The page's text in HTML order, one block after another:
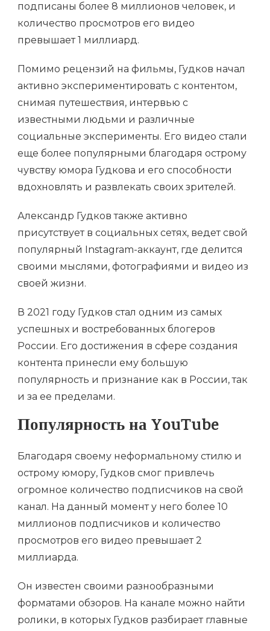
подписаны более 8 миллионов человек, и
количество просмотров его видео
превышает 1 миллиард.
Помимо рецензий на фильмы, Гудков начал
активно экспериментировать с контентом,
снимая путешествия, интервью с
известными людьми и различные
социальные эксперименты. Его видео стали
еще более популярными благодаря острому
чувству юмора Гудкова и его способности
вдохновлять и развлекать своих зрителей.
Александр Гудков также активно
присутствует в социальных сетях, ведет свой
популярный Instagram-аккаунт, где делится
своими мыслями, фотографиями и видео из
своей жизни.
В 2021 году Гудков стал одним из самых
успешных и востребованных блогеров
России. Его достижения в сфере создания
контента принесли ему большую
популярность и признание как в России, так
и за ее пределами.
Популярность на YouTube
Благодаря своему неформальному стилю и
острому юмору, Гудков смог привлечь
огромное количество подписчиков на свой
канал. На данный момент у него более 10
миллионов подписчиков и количество
просмотров его видео превышает 2
миллиарда.
Он известен своими разнообразными
форматами обзоров. На канале можно найти
ролики, в которых Гудков разбирает главные